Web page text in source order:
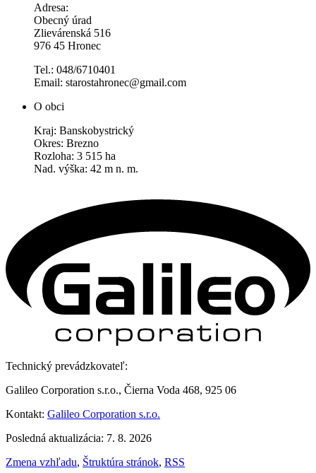
Adresa:
Obecný úrad
Zlievárenská 516
976 45 Hronec
Tel.: 048/6710401
Email: starostahronec@gmail.com
O obci
Kraj: Banskobystrický
Okres: Brezno
Rozloha: 3 515 ha
Nad. výška: 42 m n. m.
Technický prevádzkovateľ:
Galileo Corporation s.r.o., Čierna Voda 468, 925 06
Kontakt: Galileo Corporation s.r.o.
Posledná aktualizácia: 7. 8. 2026
Zmena vzhľadu, Štruktúra stránok, RSS